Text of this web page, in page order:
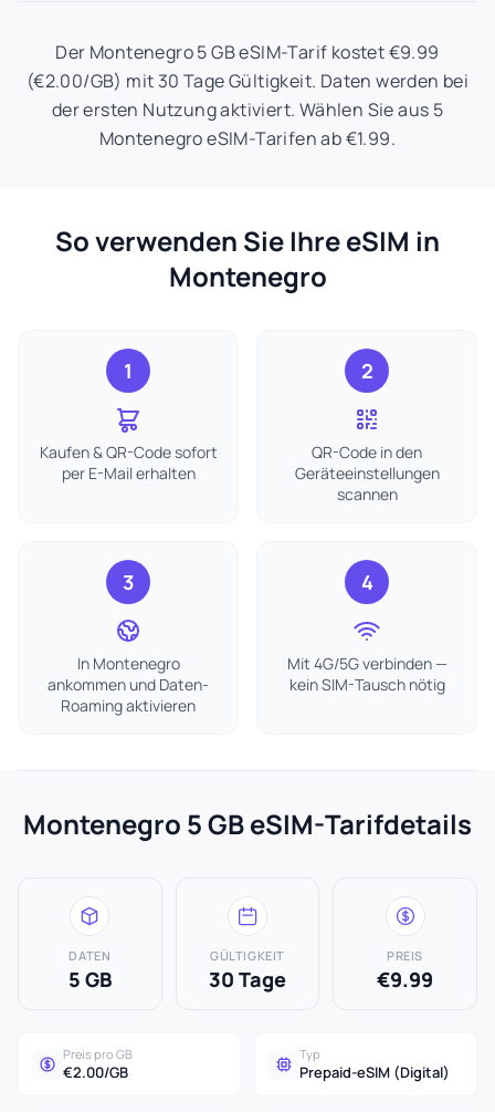
Der Montenegro 5 GB eSIM-Tarif kostet €9.99
(€2.00/GB) mit 30 Tage Gültigkeit. Daten werden bei
der ersten Nutzung aktiviert. Wählen Sie aus 5
Montenegro eSIM-Tarifen ab €1.99.
So verwenden Sie Ihre eSIM in
Montenegro
1
Kaufen & QR-Code sofort
per E-Mail erhalten
2
QR-Code in den
Geräteeinstellungen
scannen
3
In Montenegro
ankommen und Daten-
Roaming aktivieren
4
Mit 4G/5G verbinden —
kein SIM-Tausch nötig
Montenegro 5 GB eSIM-Tarifdetails
DATEN
5 GB
GÜLTIGKEIT
30 Tage
PREIS
€9.99
Preis pro GB
€2.00/GB
Typ
Prepaid-eSIM (Digital)